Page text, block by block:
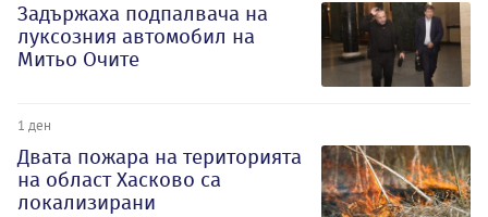
Задържаха подпалвача на
луксозния автомобил на
Митьо Очите
1 ден
Двата пожара на територията
на област Хасково са
локализирани